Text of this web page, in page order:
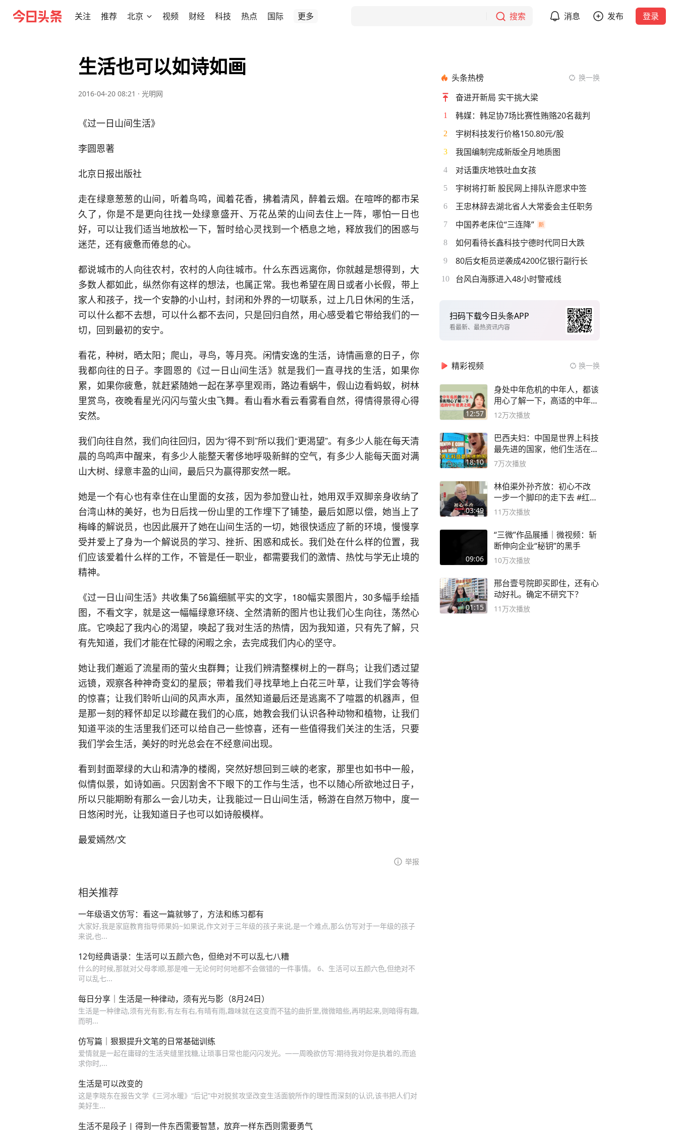
关注 推荐 北京 视频 财经 科技 热点 国际 更多 搜索 消息 发布 登录
生活也可以如诗如画
2016-04-20 08:21 · 光明网
《过一日山间生活》
李圆恩著
北京日报出版社
走在绿意葱葱的山间，听着鸟鸣，闻着花香，拂着清风，醉着云烟。在喧哗的都市呆
久了，你是不是更向往找一处绿意盛开、万花丛荣的山间去住上一阵，哪怕一日也
好，可以让我们适当地放松一下，暂时给心灵找到一个栖息之地，释放我们的困惑与
迷茫，还有疲惫而倦怠的心。
都说城市的人向往农村，农村的人向往城市。什么东西远离你，你就越是想得到，大
多数人都如此，纵然你有这样的想法，也属正常。我也希望在周日或者小长假，带上
家人和孩子，找一个安静的小山村，封闭和外界的一切联系，过上几日休闲的生活，
可以什么都不去想，可以什么都不去问，只是回归自然，用心感受着它带给我们的一
切，回到最初的安宁。
看花，种树，晒太阳；爬山，寻鸟，等月亮。闲情安逸的生活，诗情画意的日子，你
我都向往的日子。李圆恩的《过一日山间生活》就是我们一直寻找的生活，如果你
累，如果你疲惫，就赶紧随她一起在茅亭里观雨，路边看蜗牛，假山边看蚂蚁，树林
里赏鸟，夜晚看星光闪闪与萤火虫飞舞。看山看水看云看雾看自然，得情得景得心得
安然。
我们向往自然，我们向往回归，因为“得不到”所以我们“更渴望”。有多少人能在每天清
晨的鸟鸣声中醒来，有多少人能整天奢侈地呼吸新鲜的空气，有多少人能每天面对满
山大树、绿意丰盈的山间，最后只为赢得那安然一眠。
她是一个有心也有幸住在山里面的女孩，因为参加登山社，她用双手双脚亲身收纳了
台湾山林的美好，也为日后找一份山里的工作埋下了铺垫，最后如愿以偿，她当上了
梅峰的解说员，也因此展开了她在山间生活的一切，她很快适应了新的环境，慢慢享
受并爱上了身为一个解说员的学习、挫折、困惑和成长。我们处在什么样的位置，我
们应该爱着什么样的工作，不管是任一职业，都需要我们的激情、热忱与学无止境的
精神。
《过一日山间生活》共收集了56篇细腻平实的文字，180幅实景图片，30多幅手绘插
图，不看文字，就是这一幅幅绿意环绕、全然清新的图片也让我们心生向往，荡然心
底。它唤起了我内心的渴望，唤起了我对生活的热情，因为我知道，只有先了解，只
有先知道，我们才能在忙碌的闲暇之余，去完成我们内心的坚守。
她让我们邂逅了流星雨的萤火虫群舞；让我们辨清整棵树上的一群鸟；让我们透过望
远镜，观察各种神奇变幻的星辰；带着我们寻找草地上白花三叶草，让我们学会等待
的惊喜；让我们聆听山间的风声水声，虽然知道最后还是逃离不了喧嚣的机器声，但
是那一刻的释怀却足以珍藏在我们的心底，她教会我们认识各种动物和植物，让我们
知道平淡的生活里我们还可以给自己一些惊喜，还有一些值得我们关注的生活，只要
我们学会生活，美好的时光总会在不经意间出现。
看到封面翠绿的大山和清净的楼阁，突然好想回到三峡的老家，那里也如书中一般，
似情似景，如诗如画。只因割舍不下眼下的工作与生活，也不以随心所欲地过日子，
所以只能期盼有那么一会儿功夫，让我能过一日山间生活，畅游在自然万物中，度一
日悠闲时光，让我知道日子也可以如诗般模样。
最爱嫣然/文
举报
相关推荐
一年级语文仿写：看这一篇就够了，方法和练习都有
大家好,我是家庭教育指导师果妈~如果说,作文对于三年级的孩子来说,是一个难点,那么仿写对于一年级的孩子
来说,也...
12句经典语录：生活可以五颜六色，但绝对不可以乱七八糟
什么的时候,那就对父母孝顺,那是唯一无论何时何地都不会做错的一件事情。 6、生活可以五颜六色,但绝对不
可以乱七...
每日分享｜生活是一种律动，须有光与影（8月24日）
生活是一种律动,须有光有影,有左有右,有晴有雨,趣味就在这变而不猛的曲折里,微微暗些,再明起来,则暗得有趣,
而明...
仿写篇｜狠狠提升文笔的日常基础训练
爱情就是一起在庸碌的生活夹缝里找糖,让琐事日常也能闪闪发光。——周晚欲仿写:期待我对你是执着的,而追
求你时,...
生活是可以改变的
这是李晓东在报告文学《三河水暖》“后记”中对脱贫攻坚改变生活面貌所作的理性而深刻的认识,该书把人们对
美好生...
生活不是段子 | 得到一件东西需要智慧，放弃一样东西则需要勇气
头条热榜 换一换
奋进开新局 实干挑大梁
1 韩媒：韩足协7场比赛性贿赂20名裁判
2 宇树科技发行价格150.80元/股
3 我国编制完成新版全月地质图
4 对话重庆地铁吐血女孩
5 宇树将打新 股民网上排队许愿求中签
6 王忠林辞去湖北省人大常委会主任职务
7 中国养老床位“三连降”
8 如何看待长鑫科技宁德时代同日大跌
9 80后女柜员逆袭成4200亿银行副行长
10 台风白海豚进入48小时警戒线
扫码下载今日头条APP
看最新、最热资讯内容
精彩视频 换一换
12:57
身处中年危机的中年人，都该
用心了解一下，高适的中年逆
袭之路
12万次播放
18:10
巴西夫妇：中国是世界上科技
最先进的国家，他们生活在
2999年
7万次播放
03:49
林伯渠外孙齐放：初心不改
一步一个脚印的走下去 #红船
论坛
11万次播放
09:06
“三微”作品展播｜微视频：斩
断伸向企业“秘钥”的黑手
10万次播放
01:15
邢台壹号院即买即住，还有心
动好礼。确定不研究下？
11万次播放